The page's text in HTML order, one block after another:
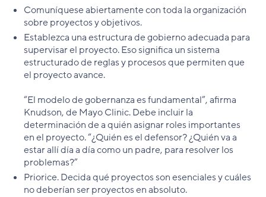
Comuníquese abiertamente con toda la organización
sobre proyectos y objetivos.
Establezca una estructura de gobierno adecuada para
supervisar el proyecto. Eso significa un sistema
estructurado de reglas y procesos que permiten que
el proyecto avance.
“El modelo de gobernanza es fundamental”, afirma
Knudson, de Mayo Clinic. Debe incluir la
determinación de a quién asignar roles importantes
en el proyecto. “¿Quién es el defensor? ¿Quién va a
estar allí día a día como un padre, para resolver los
problemas?”
Priorice. Decida qué proyectos son esenciales y cuáles
no deberían ser proyectos en absoluto.